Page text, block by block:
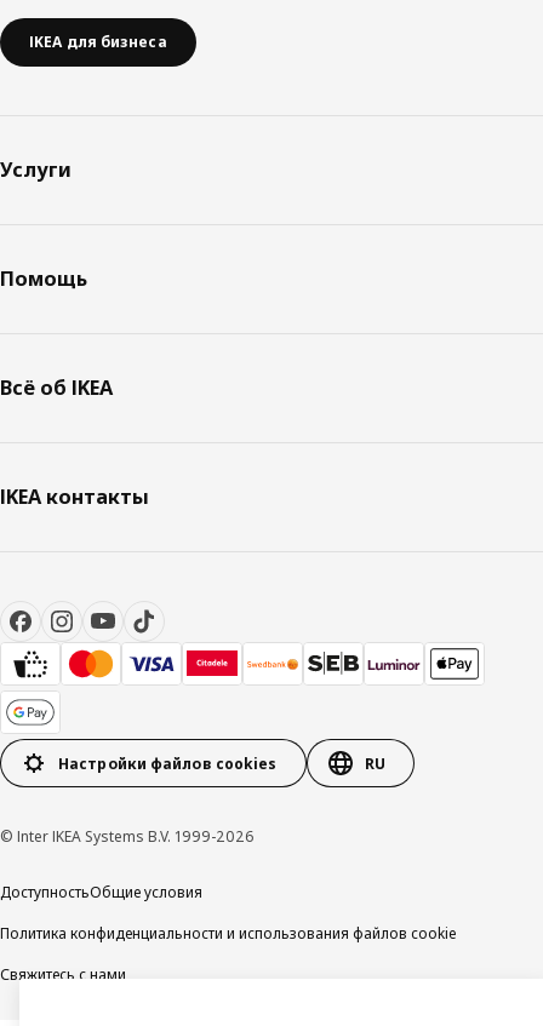
IKEA для бизнеса
Услуги
Помощь
Всё об IKEA
IKEA контакты
Настройки файлов cookies RU
© Inter IKEA Systems B.V. 1999-2026
ДоступностьОбщие условия
Политика конфиденциальности и использования файлов cookie
Свяжитесь с нами